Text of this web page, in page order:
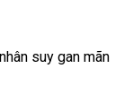
suy gan mãn